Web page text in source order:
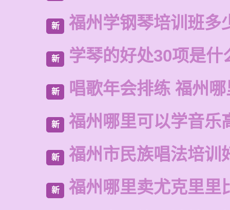
新 福州学钢琴培训班多
新 学琴的好处30项是什
新 唱歌年会排练 福州
新 福州哪里可以学音乐
新 福州市民族唱法培训
新 福州哪里卖尤克里里